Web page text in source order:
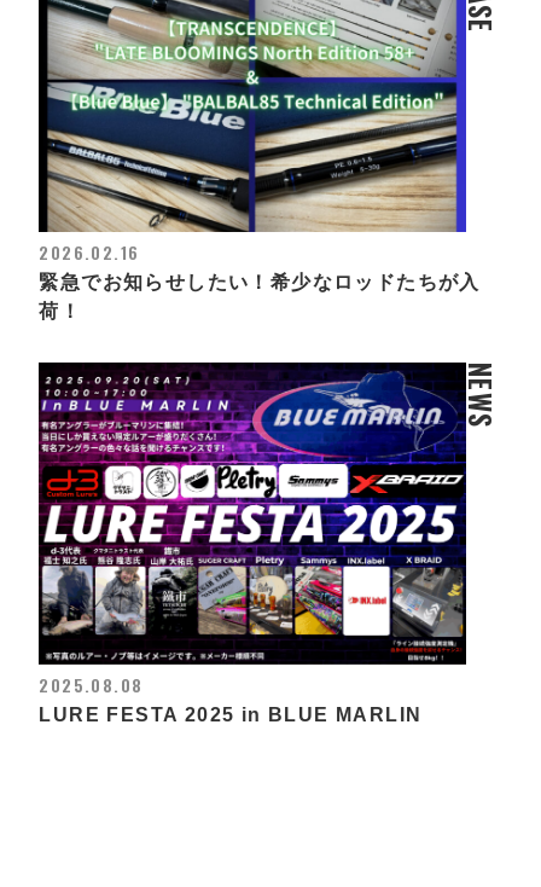
2026.02.16
緊急でお知らせしたい！希少なロッドたちが入
荷！
NEWS
2025.08.08
LURE FESTA 2025 in BLUE MARLIN